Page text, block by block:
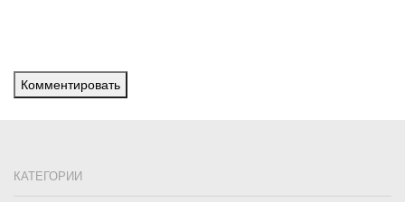
Комментировать
КАТЕГОРИИ